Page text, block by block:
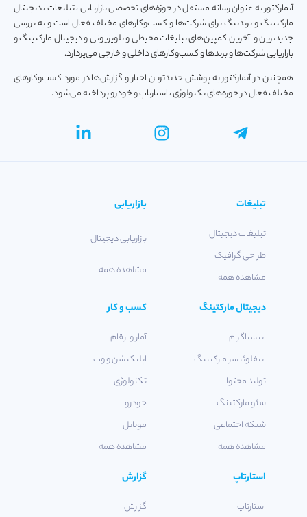
آیمارکتور به عنوان رسانه مستقل در حوزه‌های تخصصی بازاریابی ، تبلیغات ، دیجیتال
مارکتینگ و برندینگ برای شرکت‌ها و کسب‌و‌کارهای مختلف فعال است و به بررسی
جدیدترین و آخرین کمپین‌های تبلیغات محیطی و تلویزیونی و دیجیتال مارکتینگ و
بازاریابی شرکت‌ها و برندها و کسب‌و‌کارهای داخلی و خارجی می‌پردازد.
همچنین در آیمارکتور به پوشش جدیدترین اخبار و گزارش‌ها در مورد کسب‌و‎کارهای
مختلف فعال در حوزه‌های تکنولوژی ، استارتاپ و خودرو پرداخته می‌شود.
تبلیغات
تبلیغات دیجیتال
طراحی گرافیک
مشاهده همه
بازاریابی
بازاریابی دیجیتال
مشاهده همه
دیجیتال مارکتینگ
اینستاگرام
اینفلوئنسر مارکتینگ
تولید محتوا
سئو مارکتینگ
شبکه اجتماعی
مشاهده همه
کسب و کار
آمار و ارقام
اپلیکیشن و وب
تکنولوژی
خودرو
موبایل
مشاهده همه
استارتاپ
استارتاپ
گزارش
گزارش